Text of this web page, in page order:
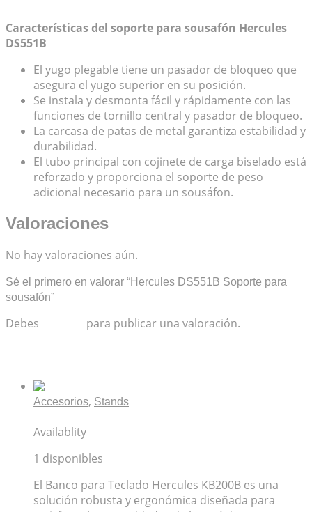
Características del soporte para sousafón Hercules
DS551B
El yugo plegable tiene un pasador de bloqueo que
asegura el yugo superior en su posición.
Se instala y desmonta fácil y rápidamente con las
funciones de tornillo central y pasador de bloqueo.
La carcasa de patas de metal garantiza estabilidad y
durabilidad.
El tubo principal con cojinete de carga biselado está
reforzado y proporciona el soporte de peso
adicional necesario para un sousáfon.
Valoraciones
No hay valoraciones aún.
Sé el primero en valorar “Hercules DS551B Soporte para
sousafón”
Debes para publicar una valoración.
Accesorios, Stands
Availablity
1 disponibles
El Banco para Teclado Hercules KB200B es una
solución robusta y ergonómica diseñada para